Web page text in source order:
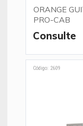
ORANGE
PRO-CAB
Consulte
Código: 2609